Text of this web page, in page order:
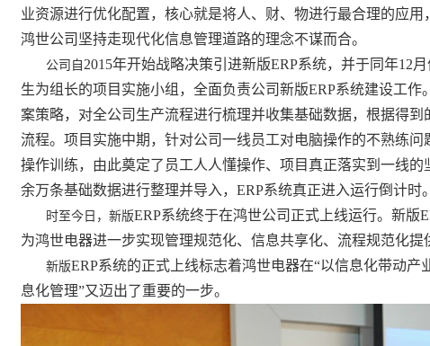
业资源进行优化配置，核心就是将人、财、物进行最合理的应
鸿世公司坚持走现代化信息管理道路的理念不谋而合。
公司自2015年开始战略决策引进新版ERP系统，并于同年12
生为组长的项目实施小组，全面负责公司新版ERP系统建设工作
案策略，对全公司生产流程进行梳理并收集基础数据，根据得
流程。项目实施中期，针对公司一线员工对电脑操作的不熟练
操作训练，由此奠定了员工人人懂操作、项目真正落实到一线
余万条基础数据进行整理并导入，ERP系统真正进入运行倒计时。
时至今日，新版ERP系统终于在鸿世公司正式上线运行。新版
为鸿世电器进一步实现管理规范化、信息共享化、流程规范化提
新版ERP系统的正式上线标志着鸿世电器在“以信息化带动产
息化管理”又迈出了重要的一步。